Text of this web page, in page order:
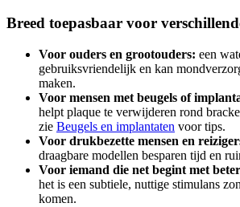
Breed toepasbaar voor
Voor ouders en grootouders: een
gebruiksvriendelijk en kan
maken.
Voor mensen met beugels of
helpt plaque te verwijderen rond
zie Beugels en implantaten voor tips.
Voor drukbezette mensen en
draagbare modellen besparen tijd en
Voor iemand die net begint met
het is een subtiele, nuttige stimulans
komen.